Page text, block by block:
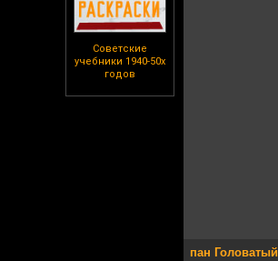
Советские
учебники 1940-50х
годов
пан Головатый